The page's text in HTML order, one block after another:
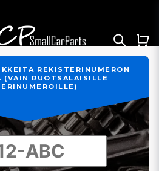
REKISTERINUMERON
(VAIN RUOTSALAISILLE